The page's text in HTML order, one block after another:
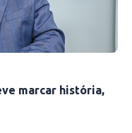
marcar história,